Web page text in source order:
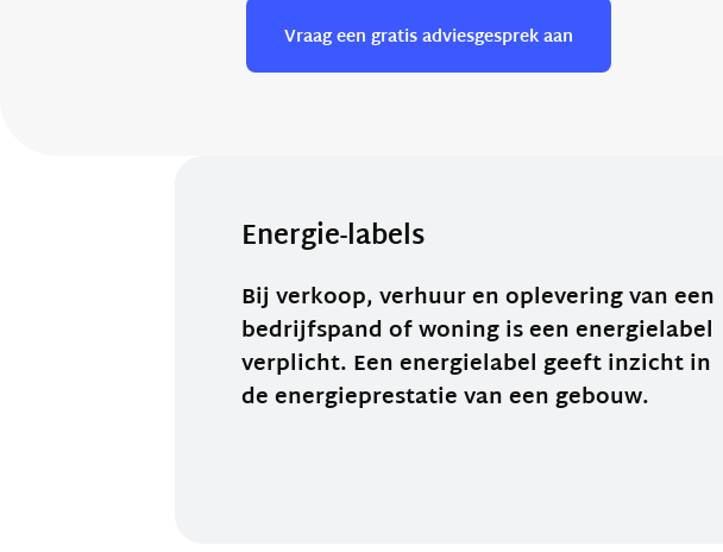
Vraag een gratis adviesgesprek aan
Energie-labels
Bij verkoop, verhuur en oplevering van een
bedrijfspand of woning is een energielabel
verplicht. Een energielabel geeft inzicht in
de energieprestatie van een gebouw.